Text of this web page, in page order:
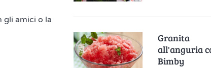
gli amici o la
Granita
all'anguria
Bimby